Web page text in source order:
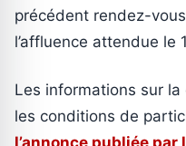
précédent rendez-
l’affluence attendue le
Les informations sur
les conditions de